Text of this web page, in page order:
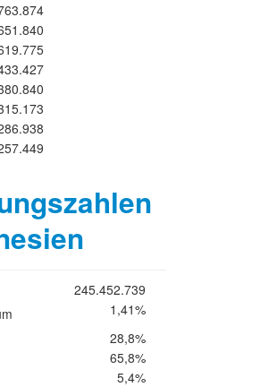
245.452.739
1,41%
28,8%
65,8%
5,4%